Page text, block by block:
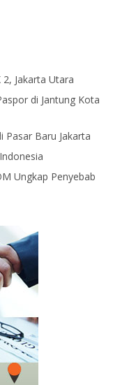
Jakarta Utara
di Jantung Kota
Pasar Baru Jakarta
Ungkap Penyebab